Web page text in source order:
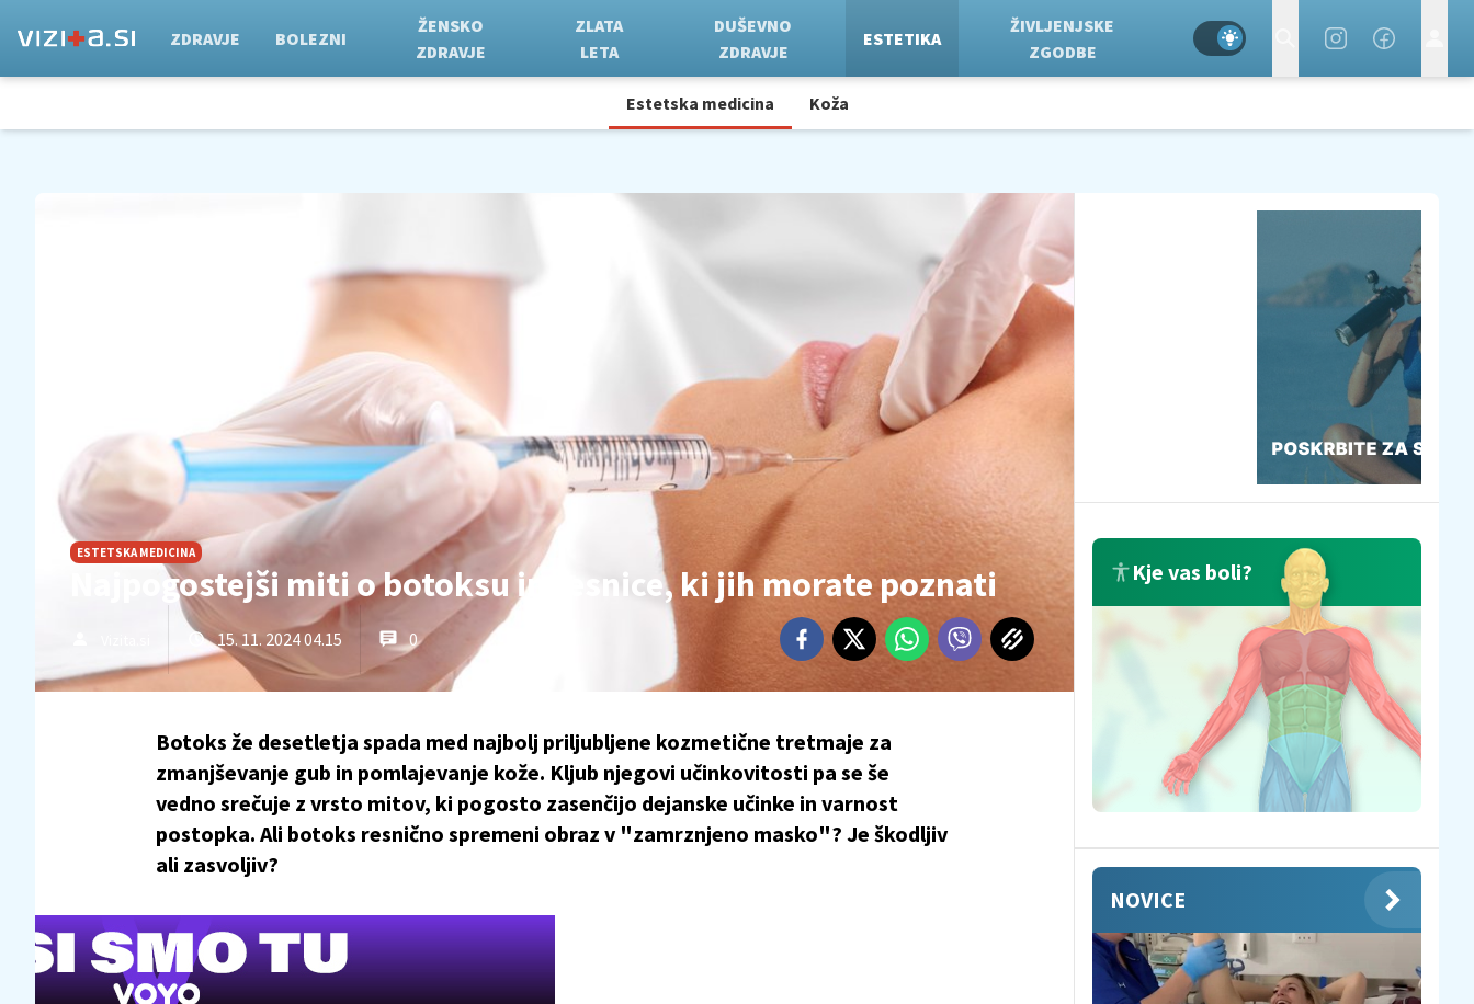
ZDRAVJE BOLEZNI
ŽENSKO
ZDRAVJE
ZLATA
LETA
DUŠEVNO
ZDRAVJE
ESTETIKA
ŽIVLJENJSKE
ZGODBE
Estetska medicina Koža
ESTETSKA MEDICINA
Najpogostejši miti o botoksu in resnice, ki jih morate poznati
15. 11. 2024 04.15 0
Botoks že desetletja spada med najbolj priljubljene kozmetične tretmaje za
zmanjševanje gub in pomlajevanje kože. Kljub njegovi učinkovitosti pa se še
vedno srečuje z vrsto mitov, ki pogosto zasenčijo dejanske učinke in varnost
postopka. Ali botoks resnično spremeni obraz v "zamrznjeno masko"? Je škodljiv
ali zasvoljiv?
Kje vas boli?
NOVICE